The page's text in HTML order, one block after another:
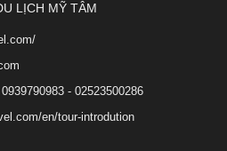
LỊCH MỸ TÂM
- 02523500286
en/tour-introdution